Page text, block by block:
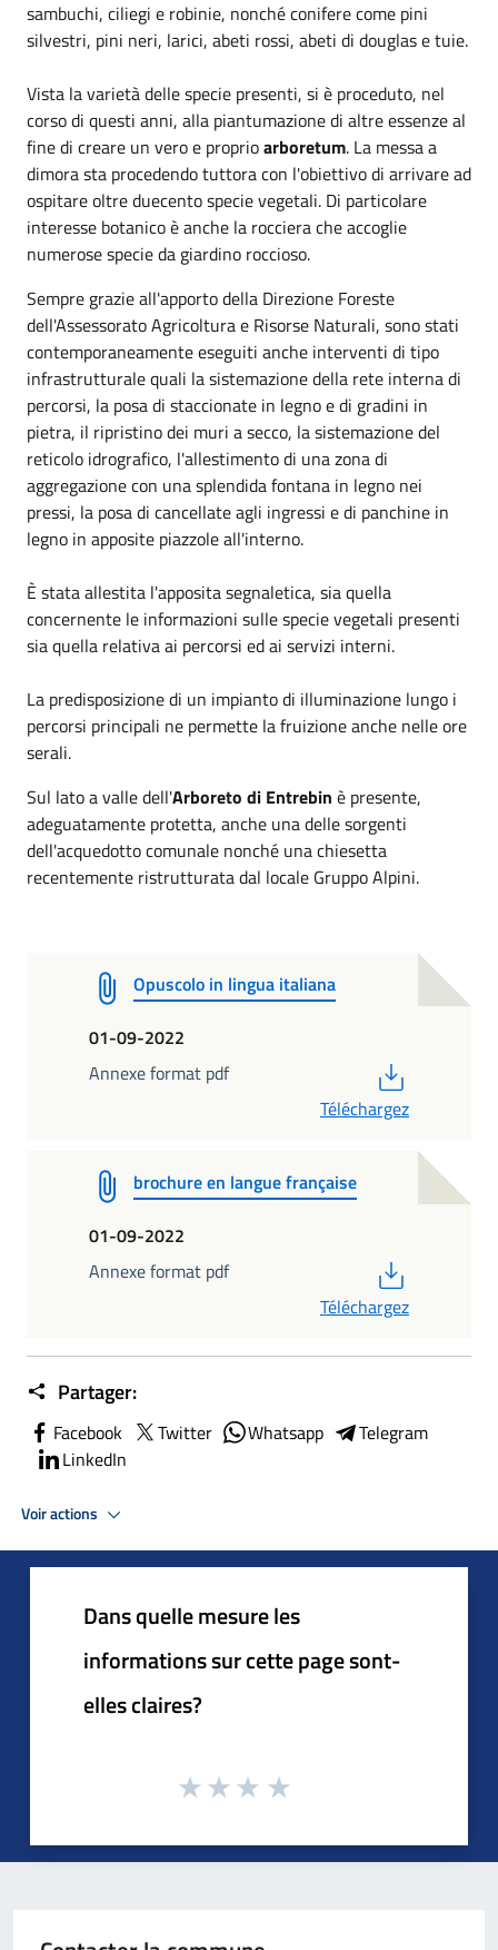
sambuchi, ciliegi e robinie, nonché conifere come pini
silvestri, pini neri, larici, abeti rossi, abeti di douglas e tuie.
Vista la varietà delle specie presenti, si è proceduto, nel
corso di questi anni, alla piantumazione di altre essenze al
fine di creare un vero e proprioarboretum. La messa a
dimora sta procedendo tuttora con l'obiettivo di arrivare ad
ospitare oltre duecento specie vegetali. Di particolare
interesse botanico è anche la rocciera che accoglie
numerose specie da giardino roccioso.
Sempre grazie all'apporto della Direzione Foreste
dell'Assessorato Agricoltura e Risorse Naturali, sono stati
contemporaneamente eseguiti anche interventi di tipo
infrastrutturale quali la sistemazione della rete interna di
percorsi, la posa di staccionate in legno e di gradini in
pietra, il ripristino dei muri a secco, la sistemazione del
reticolo idrografico, l'allestimento di una zona di
aggregazione con una splendida fontana in legno nei
pressi, la posa di cancellate agli ingressi e di panchine in
legno in apposite piazzole all'interno.
È stata allestita l'apposita segnaletica, sia quella
concernente le informazioni sulle specie vegetali presenti
sia quella relativa ai percorsi ed ai servizi interni.
La predisposizione di un impianto di illuminazione lungo i
percorsi principali ne permette la fruizione anche nelle ore
serali.
Sul lato a valle dell'Arboreto di Entrebin è presente,
adeguatamente protetta, anche una delle sorgenti
dell'acquedotto comunale nonché una chiesetta
recentemente ristrutturata dal locale Gruppo Alpini.
Opuscolo in lingua italiana
01-09-2022
Annexe format pdf
Téléchargez
brochure en langue française
01-09-2022
Annexe format pdf
Téléchargez
Partager:
Facebook Twitter Whatsapp
Telegram
LinkedIn
Voir actions
Dans quelle mesure les
informations sur cette page sont-
elles claires?